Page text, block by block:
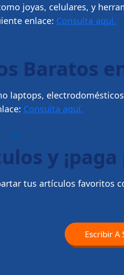
joyas, celulares, y
enlace: Consulta aquí.
Baratos
laptops,
Consulta aquí.
y ¡paga
tus artículos favoritos
Escribir A